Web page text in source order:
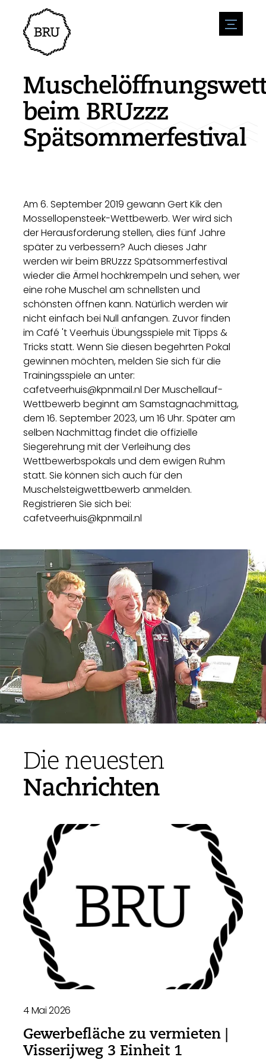
menu
Veranstaltungskalender
Veranstaltung anmelden
Übernachtung
Geschäfte
Natur & wasser
Sport
Sehenswürdigkeiten
Zugänglichkeit
Parken
Wohnumfeld
Um zu unternehmen
Stellenangebote
beim BRUzzz
Spätsommerfestival
Am 6. September 2019 gewann Gert Kik den
Mossellopensteek-Wettbewerb. Wer wird sich
der Herausforderung stellen, dies fünf Jahre
später zu verbessern? Auch dieses Jahr
werden wir beim BRUzzz Spätsommerfestival
wieder die Ärmel hochkrempeln und sehen, wer
eine rohe Muschel am schnellsten und
schönsten öffnen kann. Natürlich werden wir
nicht einfach bei Null anfangen. Zuvor finden
im Café 't Veerhuis Übungsspiele mit Tipps &
Tricks statt. Wenn Sie diesen begehrten Pokal
gewinnen möchten, melden Sie sich für die
Trainingsspiele an unter:
cafetveerhuis@kpnmail.nl Der Muschellauf-
Wettbewerb beginnt am Samstagnachmittag,
dem 16. September 2023, um 16 Uhr. Später am
selben Nachmittag findet die offizielle
Siegerehrung mit der Verleihung des
Wettbewerbspokals und dem ewigen Ruhm
statt. Sie können sich auch für den
Muschelsteigwettbewerb anmelden.
Registrieren Sie sich bei:
cafetveerhuis@kpnmail.nl
Die neuesten
Nachrichten
4 Mai 2026
Gewerbefläche zu vermieten |
Visserijweg 3 Einheit 1